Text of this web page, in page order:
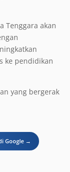
Tenggara akan
ke pendidikan
yang bergerak
Google →